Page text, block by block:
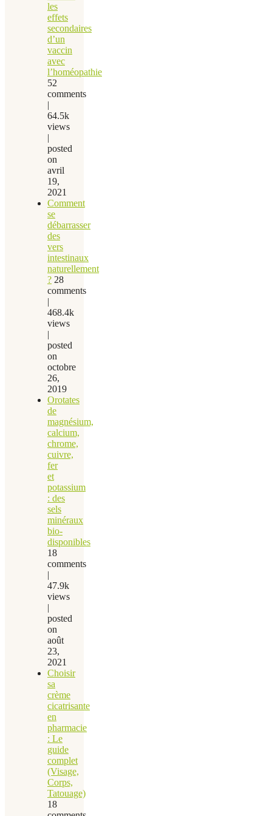
les
effets
secondaires
d’un
vaccin
avec
l’homéopathie
52
comments
|
64.5k
views
|
posted
on
avril
19,
2021
Comment
se
débarrasser
des
vers
intestinaux
naturellement
? 28
comments
|
468.4k
views
|
posted
on
octobre
26,
2019
Orotates
de
magnésium,
calcium,
chrome,
cuivre,
fer
et
potassium
: des
sels
minéraux
bio-
disponibles
18
comments
|
47.9k
views
|
posted
on
août
23,
2021
Choisir
sa
crème
cicatrisante
en
pharmacie
: Le
guide
complet
(Visage,
Corps,
Tatouage)
18